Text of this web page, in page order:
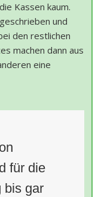
Kassen kaum.
und
den restlichen
machen dann aus
eine
für die
bis gar